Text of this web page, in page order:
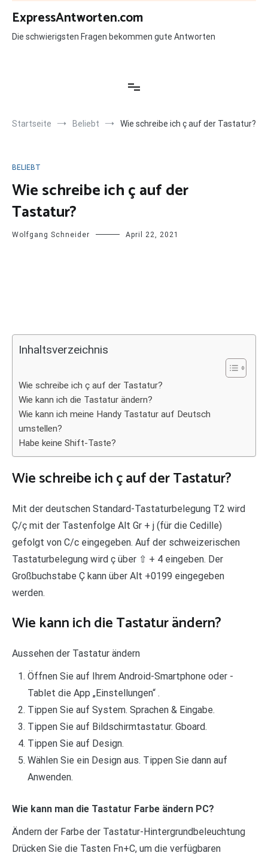
Zum
Inhalt
springen
ExpressAntworten.com
Die schwierigsten Fragen bekommen gute Antworten
Startseite Beliebt Wie schreibe ich ç auf der Tastatur?
BELIEBT
Wie schreibe ich ç auf der
Tastatur?
Wolfgang Schneider April 22, 2021
Inhaltsverzeichnis
Wie schreibe ich ç auf der Tastatur?
Wie kann ich die Tastatur ändern?
Wie kann ich meine Handy Tastatur auf Deutsch
umstellen?
Habe keine Shift-Taste?
Wie schreibe ich ç auf der Tastatur?
Mit der deutschen Standard-Tastaturbelegung T2 wird
Ç/ç mit der Tastenfolge Alt Gr + j (für die Cedille)
gefolgt von C/c eingegeben. Auf der schweizerischen
Tastaturbelegung wird ç über ⇧ + 4 eingeben. Der
Großbuchstabe Ç kann über Alt +0199 eingegeben
werden.
Wie kann ich die Tastatur ändern?
Aussehen der Tastatur ändern
Öffnen Sie auf Ihrem Android-Smartphone oder -
Tablet die App „Einstellungen“ .
Tippen Sie auf System. Sprachen & Eingabe.
Tippen Sie auf Bildschirmtastatur. Gboard.
Tippen Sie auf Design.
Wählen Sie ein Design aus. Tippen Sie dann auf
Anwenden.
Wie kann man die Tastatur Farbe ändern PC?
Ändern der Farbe der Tastatur-Hintergrundbeleuchtung
Drücken Sie die Tasten Fn+C, um die verfügbaren